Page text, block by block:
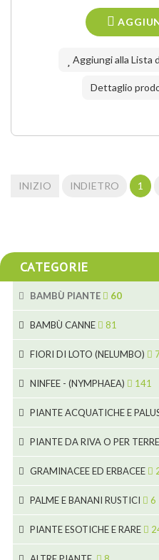
Aggiungi alla Lista
Dettaglio
INIZIO INDIETRO 1
CATEGORIE
BAMBÙ PIANTE 60
5
11
6
6
BAMBÙ CANNE 81
FIORI DI LOTO (NELUMBO)
NINFEE - (NYMPHAEA) 141
5
PIANTE ACQUATICHE E
8
9
7
PIANTE DA RIVA O PER
15
GRAMINACEE ED ERBACEE
10
PALME E BANANI RUSTICI 6
3
PIANTE ESOTICHE E RARE